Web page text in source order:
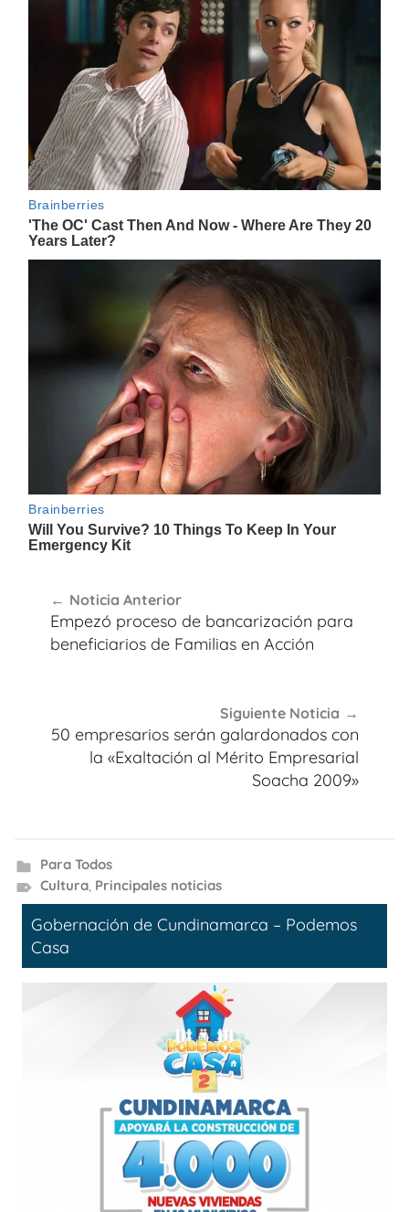
de
entradas
Noticia Anterior
Empezó proceso de bancarización para
beneficiarios de Familias en Acción
Siguiente Noticia
50 empresarios serán galardonados con
la «Exaltación al Mérito Empresarial
Soacha 2009»
Para Todos
Cultura, Principales noticias
Gobernación de Cundinamarca – Podemos
Casa